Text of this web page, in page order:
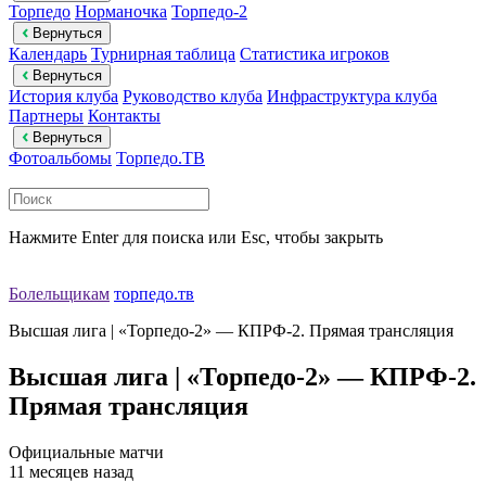
Торпедо Норманочка Торпедо-2
Вернуться
Календарь Турнирная таблица Статистика игроков
Вернуться
История клуба Руководство клуба Инфраструктура клуба
Партнеры Контакты
Вернуться
Фотоальбомы Торпедо.ТВ
Нажмите Enter для поиска или Esc, чтобы закрыть
Болельщикам торпедо.тв
Высшая лига | «Торпедо-2» — КПРФ-2. Прямая трансляция
Высшая лига | «Торпедо-2» — КПРФ-2.
Прямая трансляция
Официальные матчи
11 месяцев назад